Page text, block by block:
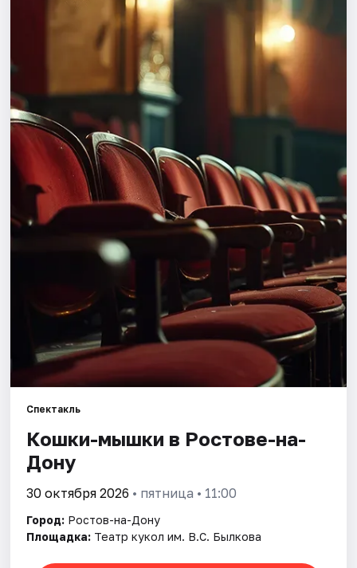
Города
Площадки
Артисты
Спектакль
Кошки-мышки в Ростове-на-
Дону
30 октября 2026 • пятница • 11:00
Город: Ростов-на-Дону
Площадка: Театр кукол им. В.С. Былкова